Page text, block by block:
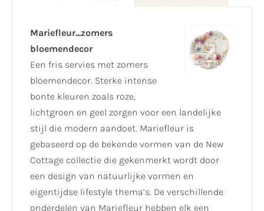
Mariefleur...zomers
bloemendecor
Een fris servies met zomers
bloemendecor. Sterke intense
bonte kleuren zoals roze,
lichtgroen en geel zorgen voor een landelijke
stijl die modern aandoet. Mariefleur is
gebaseerd op de bekende vormen van de New
Cottage collectie die gekenmerkt wordt door
een design van natuurlijke vormen en
eigentijdse lifestyle thema’s. De verschillende
onderdelen van Mariefleur hebben elk een